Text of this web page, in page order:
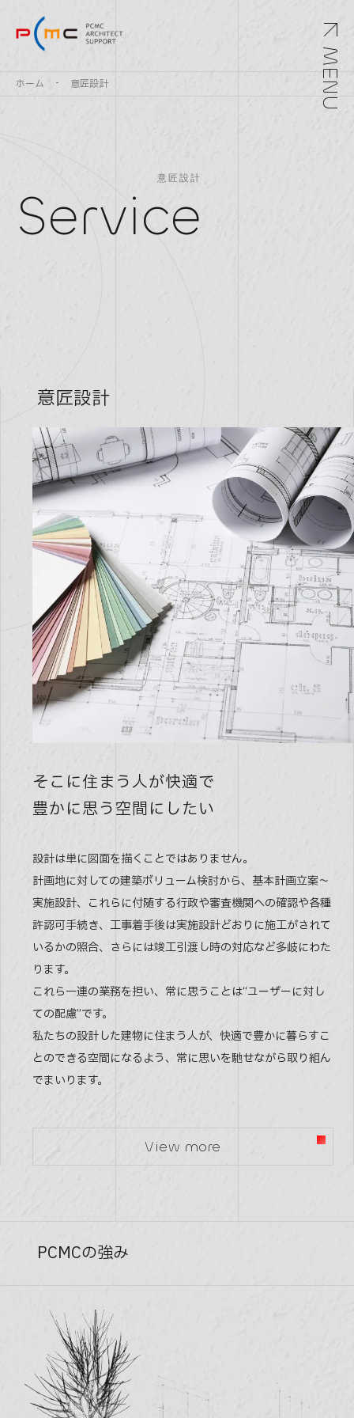
Top トップ
Company
Blog ブログ
Faq よくある質問
Contact 問い合わせ
03-5366-3567
Weekdays 9:30 AM - 6:30PM
MENU
ホーム 意匠設計
意匠設計
Service
意匠設計
そこに住まう人が快適で
豊かに思う空間にしたい
設計は単に図面を描くことではありません。
計画地に対しての建築ボリューム検討から、基本計画立案〜
実施設計、これらに付随する行政や審査機関への確認や各種
許認可手続き、工事着手後は実施設計どおりに施工がされて
いるかの照合、さらには竣工引渡し時の対応など多岐にわた
ります。
これら一連の業務を担い、常に思うことは“ユーザーに対し
ての配慮”です。
私たちの設計した建物に住まう人が、快適で豊かに暮らすこ
とのできる空間になるよう、常に思いを馳せながら取り組ん
でまいります。
View more
PCMCの強み